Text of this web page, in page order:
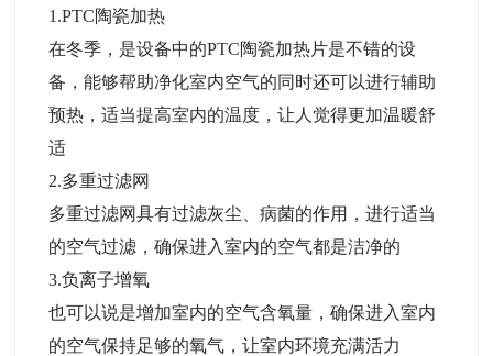
1.PTC陶瓷加热
在冬季，是设备中的PTC陶瓷加热片是不错的设
备，能够帮助净化室内空气的同时还可以进行辅助
预热，适当提高室内的温度，让人觉得更加温暖舒
适
2.多重过滤网
多重过滤网具有过滤灰尘、病菌的作用，进行适当
的空气过滤，确保进入室内的空气都是洁净的
3.负离子增氧
也可以说是增加室内的空气含氧量，确保进入室内
的空气保持足够的氧气，让室内环境充满活力